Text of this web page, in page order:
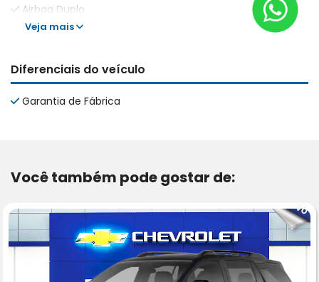
Airbag Duplo
Veja mais
Diferenciais do veículo
Garantia de Fábrica
Você também pode gostar de: